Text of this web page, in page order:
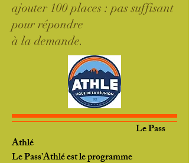
ajouter 100 places : pas suffisant
pour répondre
à la demande.
Le Pass
Athlé
Le Pass’Athlé est le programme